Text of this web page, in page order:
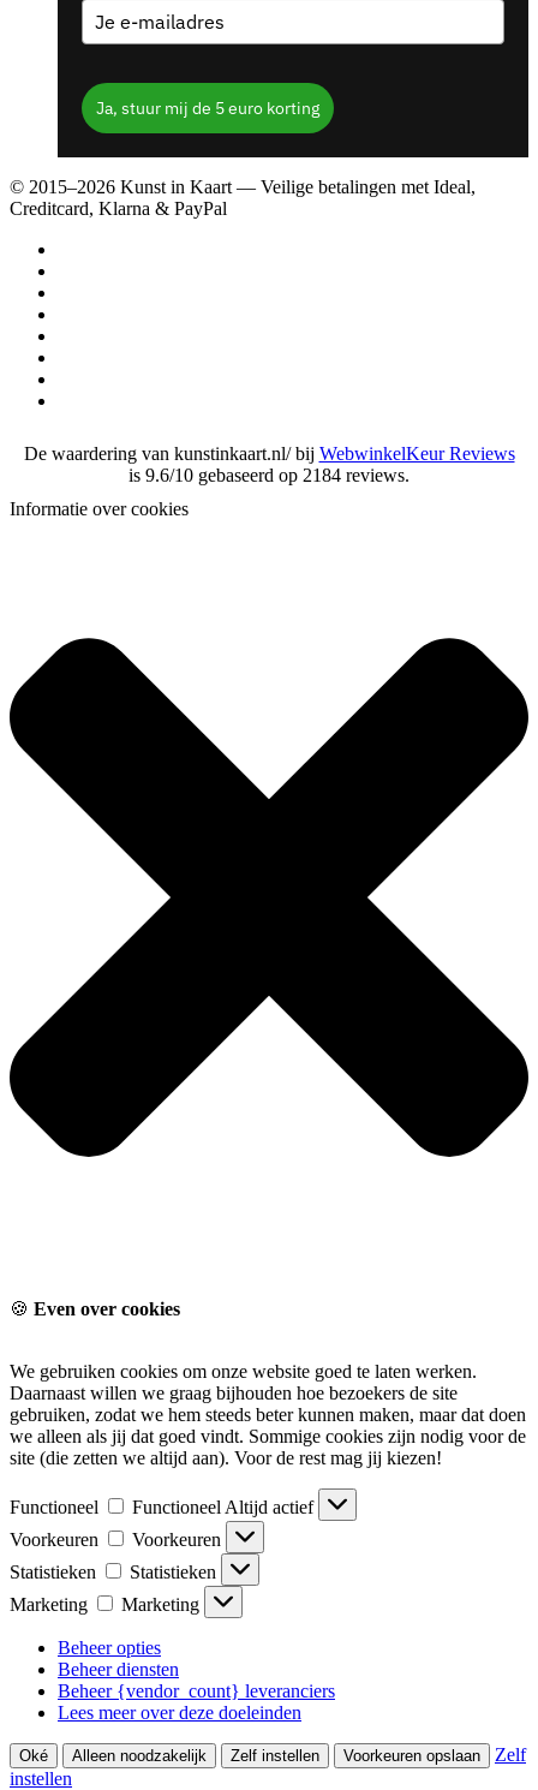
Ja, stuur mij de 5 euro korting
© 2015–2026 Kunst in Kaart — Veilige betalingen met Ideal,
Creditcard, Klarna & PayPal
De waardering van kunstinkaart.nl/ bij WebwinkelKeur Reviews
is 9.6/10 gebaseerd op 2184 reviews.
Informatie over cookies
🍪 Even over cookies
We gebruiken cookies om onze website goed te laten werken.
Daarnaast willen we graag bijhouden hoe bezoekers de site
gebruiken, zodat we hem steeds beter kunnen maken, maar dat doen
we alleen als jij dat goed vindt. Sommige cookies zijn nodig voor de
site (die zetten we altijd aan). Voor de rest mag jij kiezen!
Functioneel Functioneel Altijd actief
Voorkeuren
Voorkeuren
Statistieken
Statistieken
Marketing
Marketing
Beheer opties
Beheer diensten
Beheer {vendor_count} leveranciers
Lees meer over deze doeleinden
Oké Alleen noodzakelijk Zelf instellen Voorkeuren opslaan
Zelf
instellen